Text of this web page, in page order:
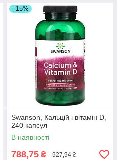
–15%
Swanson, Кальцій і вітамін D,
240 капсул
В наявності
788,75 ₴ 927,94 ₴